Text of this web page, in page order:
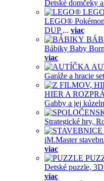
Detské domčeky
LEGO®
DUP ... viac
Bábiky Baby
viac
Garáže a hracie
HIER A
Gabby a jej
Strategické hry,
iM.Master
viac
Detské puzzle,
viac